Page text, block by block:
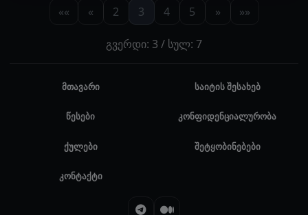
«« « 2 3 4 5 » »»
გვერდი: 3 / სულ: 7
მთავარი საიტის შესახებ
წესები კონფიდენციალურობა
ქულები შეტყობინებები
კონტაქტი